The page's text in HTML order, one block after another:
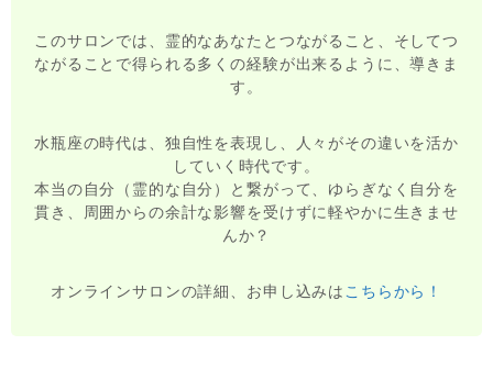
このサロンでは、霊的なあなたとつながること、そしてつ
ながることで得られる多くの経験が出来るように、導きま
す。
水瓶座の時代は、独自性を表現し、人々がその違いを活か
していく時代です。
本当の自分（霊的な自分）と繋がって、ゆらぎなく自分を
貫き、周囲からの余計な影響を受けずに軽やかに生きませ
んか？
オンラインサロンの詳細、お申し込みは こちらから！